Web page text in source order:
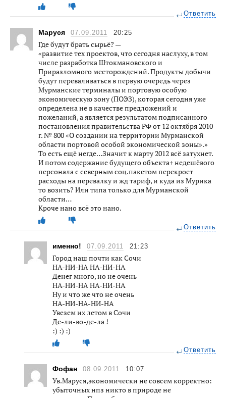
Ответить
Маруся 07.09.2011 20:25
Где будут брать сырьё? —
«развитие тех проектов, что сегодня наслуху, в том
числе разработка Штокмановского и
Приразломного месторождений. Продукты добычи
будут переваливаться в первую очередь через
Мурманские терминалы и портовую особую
экономическую зону (ПОЭЗ), которая сегодня уже
определена не в качестве предложений и
пожеланий, а является результатом подписанного
постановления правительства РФ от 12 октября 2010
г. № 800 «О создании на территории Мурманской
области портовой особой экономической зоны».»
То есть ещё негде…Значит к марту 2012 всё затухнет.
И потом содержание будущего объекта+ недешёвого
персонала с северным соц.пакетом перекроет
расходы на перевалку и жд тариф, и куда из Мурика
то возить? Или типа только для Мурманской
области…
Кроче нано всё это нано.
Ответить
именно! 07.09.2011 21:23
Город наш почти как Сочи
НА-НИ-НА НА-НИ-НА
Денег много, но не очень
НА-НИ-НА НА-НИ-НА
Ну и что же что не очень
НА-НИ-НА-НИ-НА
Увезем их летом в Сочи
Де-ли-во-де-ла !
:) :) :)
Ответить
Фофан 08.09.2011 10:07
Ув.Маруся,экономически не совсем корректно:
убыточных нпз никто в природе не